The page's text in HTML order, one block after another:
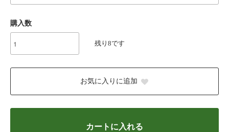
購入数
残り8です
お気に入りに追加
カートに入れる